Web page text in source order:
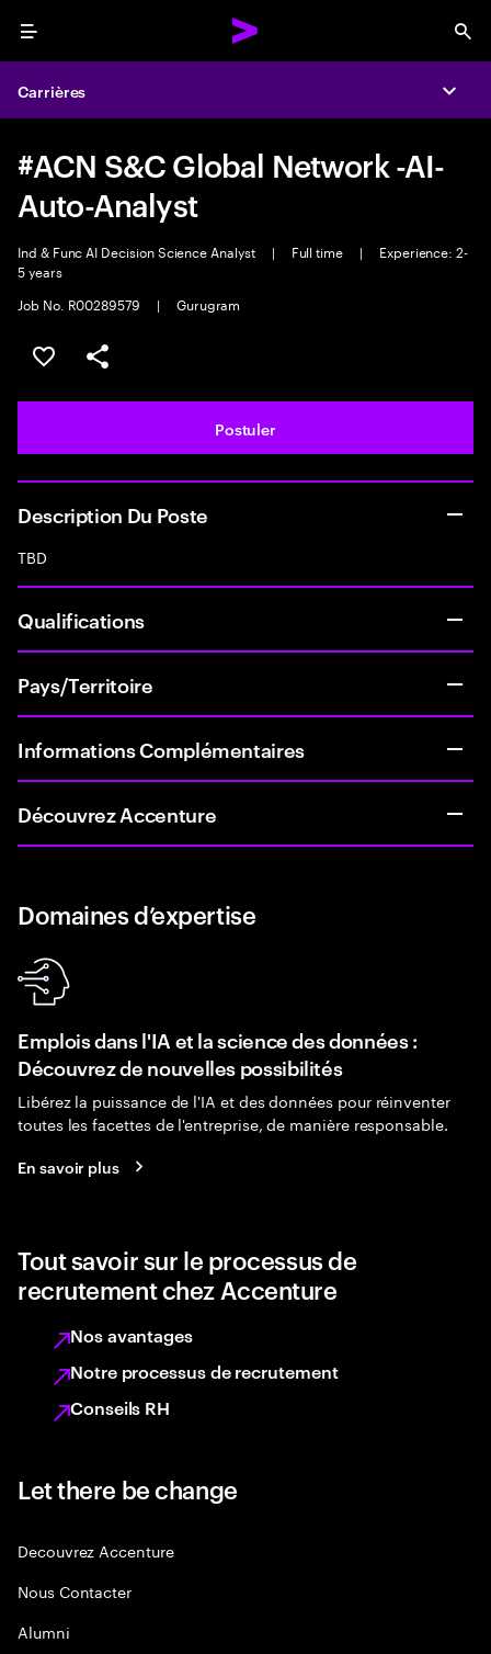
Menu
Carrières
#ACN S&C Global Network -AI-
Auto-Analyst
Ind & Func AI Decision Science Analyst | Full time |
Experience: 2-
5 years
Job No. R00289579
| Gurugram
Sélectionner pour enregistrer l'annonce
PARTAGER
Postuler
Description Du Poste
TBD
Qualifications
Pays/Territoire
Informations Complémentaires
Découvrez Accenture
Domaines d’expertise
Emplois dans l'IA et la science des données :
Découvrez de nouvelles possibilités
Libérez la puissance de l'IA et des données pour réinventer
toutes les facettes de l'entreprise, de manière responsable.
En savoir plus
Tout savoir sur le processus de
recrutement chez Accenture
Nos avantages
Notre processus de recrutement
Conseils RH
Let there be change
Decouvrez Accenture
Nous Contacter
Alumni